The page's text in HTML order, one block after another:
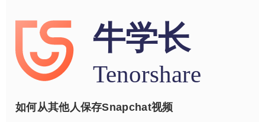
如何从其他人保存Snapchat视频